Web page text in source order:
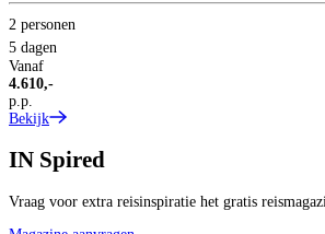
2 personen
5 dagen
Vanaf
4.610,-
p.p.
Bekijk
IN Spired
Vraag voor extra reisinspiratie het gratis